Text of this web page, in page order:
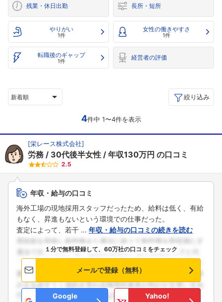
残業・休日出勤 長所・短所
やりがい
1件
女性の働きやすさ
1件
転職後のギャップ
1件 経営者の評価
新着順 絞り込み
4件中 1〜4件を表示
[栄レース株式会社]
労務 30代後半女性 年収130万円 の口コミ
2.5
年収・給与の口コミ
海外工場の現地採用スタッフだったため、給料は低く、有給
もなく、昇進もないという環境での仕事だった。
査定によって、若干 ... 年収・給与の口コミの続きを読む
１分で無料登録して、60万社の口コミをチェック
メールで登録（無料）
Google
Yahoo!